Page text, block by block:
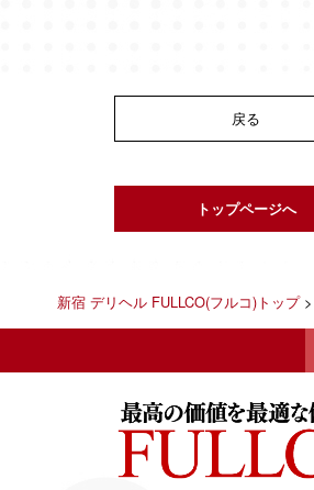
戻る
トップページへ
新宿 デリヘル FULLCO(フルコ)トップ>